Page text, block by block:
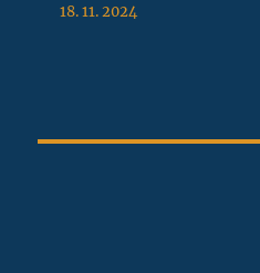
18. 11. 2024